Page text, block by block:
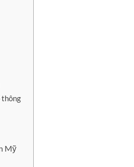
thông
Mỹ